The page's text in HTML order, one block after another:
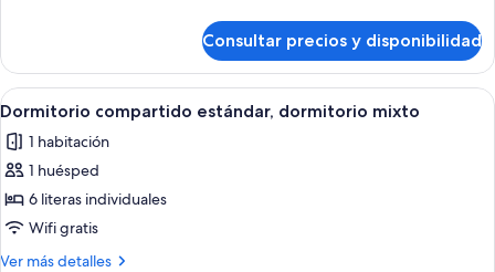
compartido
(II)
estándar
doble,
baño
(II)
Consultar precios y disponibilidad
Abrir
todas
las
fotos
de
Dormitorio
compartido
Cortinas opacas, wifi gratis, ropa de
1
Dormitorio compartido estándar, dormitorio mixto
1 habitación
1 huésped
6 literas individuales
Wifi gratis
Ver más detalles
Más